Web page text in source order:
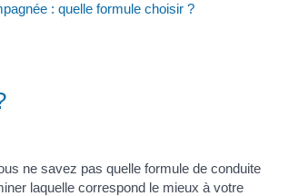
: quelle formule choisir ?
ne savez pas quelle formule de conduite
laquelle correspond le mieux à votre